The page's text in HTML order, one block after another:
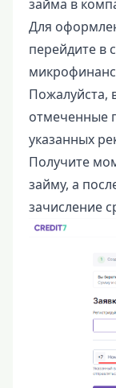
займа в
Для
перейдите в
Пожалуйста,
отмеченные
указанных
Получите
займу, а
зачисление